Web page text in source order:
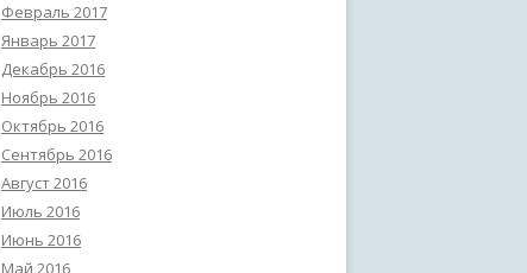
Февраль 2017
Январь 2017
Декабрь 2016
Ноябрь 2016
Октябрь 2016
Сентябрь 2016
Август 2016
Июль 2016
Июнь 2016
Май 2016